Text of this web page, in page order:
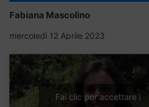
Fabiana Mascolino
mercoledì 12 Aprile 2023
Fai clic per accettare i